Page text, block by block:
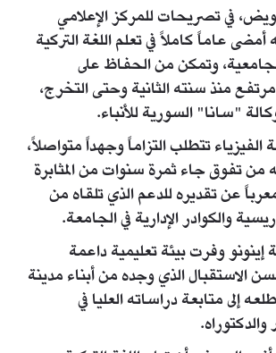
في تصريحات للمركز الإعلامي
أمضى عاماً كاملاً في تعلم اللغة التركية
وتمكن من الحفاظ على
منذ سنته الثانية وحتى التخرج،
"سانا" السورية للأنباء.
الفيزياء تتطلب التزاماً وجهداً متواصلاً،
من تفوق جاء ثمرة سنوات من المثابرة
عن تقديره للدعم الذي تلقاه من
والكوادر الإدارية في الجامعة.
وفرت بيئة تعليمية داعمة
الاستقبال الذي وجده من أبناء مدينة
إلى متابعة دراساته العليا في